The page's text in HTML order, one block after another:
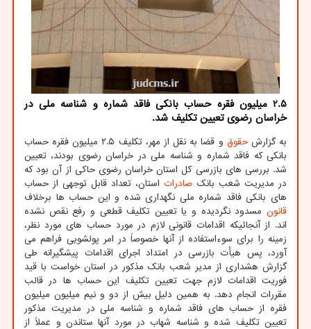
2.5 میلیون فقره حساب بانکی فاقد شماره و شناسه ملی در
خراسان رضوی تعیین تکلیف شد.
به گزارشحقوق
و قضا به نقل از مهر، تکلیف ۲.۵ میلیون فقره حساب
بانکی که فاقد شماره و شناسه ملی در خراسان رضوی بودند، تعیین
شد. بررسی های بازرسی کل استان خراسان رضوی حاکی از آن بود که
در مدیریت شعب بانک صادرات استان، تعداد قابل توجهی از حساب
های بانکی فاقد شماره ملی نگهداری شده و این حساب ها برخلاف
قانون مسدود نگردیده و یا تعیین تکلیف قطعی و رفع نقص نشده
اند. از آنجائیکه اقدامات قانونی لازم در مورد حساب های مورد نظر،
زمینه را برای سوءاستفاده از آنها خصوصاً در امر پولشویی فراهم می
آورد، پس هیأت بازرسی در امتداد اجرای اقدامات پیشگیرانه طی
گزارش هشداری از مدیر شعب بانک مذکور در استان خواست با قید
فوریت اقدامات لازم جهت تعیین تکلیف این حساب ها در قالب
مقررات انجام دهد. به همین دلیل بیش از دو و نیم میلیون میلیون
فقره از حساب های فاقد شماره و شناسه ملی در مدیریت مذکور
تعیین تکلیف شده و شناسه شهاب در مورد آنها ستاندن و عملاً از